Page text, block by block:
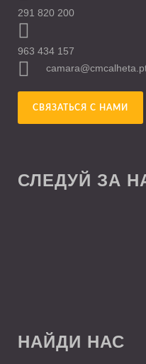
291 820 200
963 434 157
СВЯЗАТЬСЯ С НАМИ
СЛЕДУЙ ЗА
НАЙДИ НАС